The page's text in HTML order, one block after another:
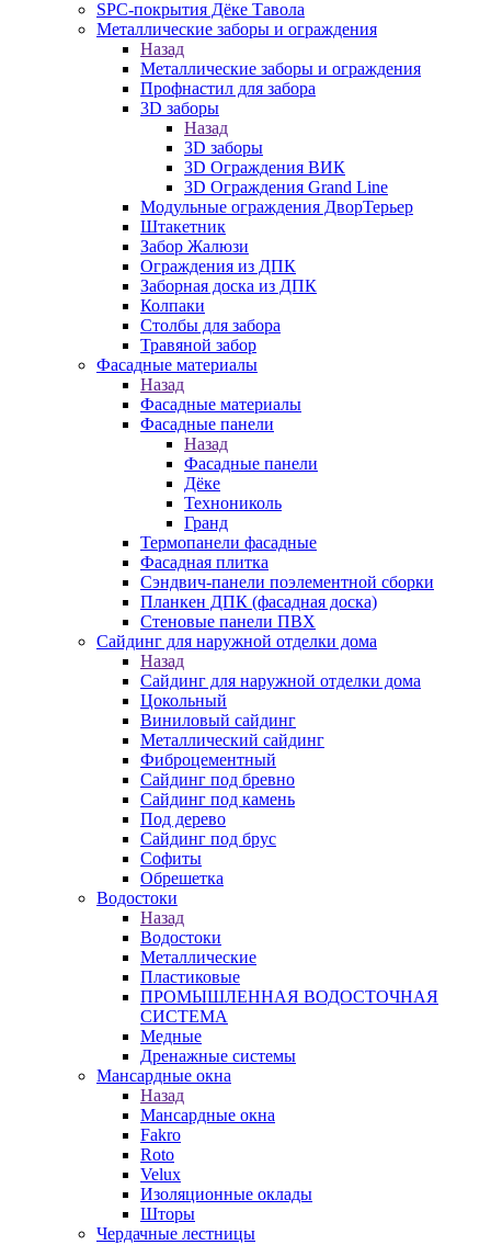
SPC-покрытия Дёке Тавола
Металлические заборы и ограждения
Назад
Металлические заборы и ограждения
Профнастил для забора
3D заборы
Назад
3D заборы
3D Ограждения ВИК
3D Ограждения Grand Line
Модульные ограждения ДворТерьер
Штакетник
Забор Жалюзи
Ограждения из ДПК
Заборная доска из ДПК
Колпаки
Столбы для забора
Травяной забор
Фасадные материалы
Назад
Фасадные материалы
Фасадные панели
Назад
Фасадные панели
Дёке
Технониколь
Гранд
Термопанели фасадные
Фасадная плитка
Сэндвич-панели поэлементной сборки
Планкен ДПК (фасадная доска)
Стеновые панели ПВХ
Сайдинг для наружной отделки дома
Назад
Сайдинг для наружной отделки дома
Цокольный
Виниловый сайдинг
Металлический сайдинг
Фиброцементный
Сайдинг под бревно
Сайдинг под камень
Под дерево
Сайдинг под брус
Софиты
Обрешетка
Водостоки
Назад
Водостоки
Металлические
Пластиковые
ПРОМЫШЛЕННАЯ ВОДОСТОЧНАЯ
СИСТЕМА
Медные
Дренажные системы
Мансардные окна
Назад
Мансардные окна
Fakro
Roto
Velux
Изоляционные оклады
Шторы
Чердачные лестницы